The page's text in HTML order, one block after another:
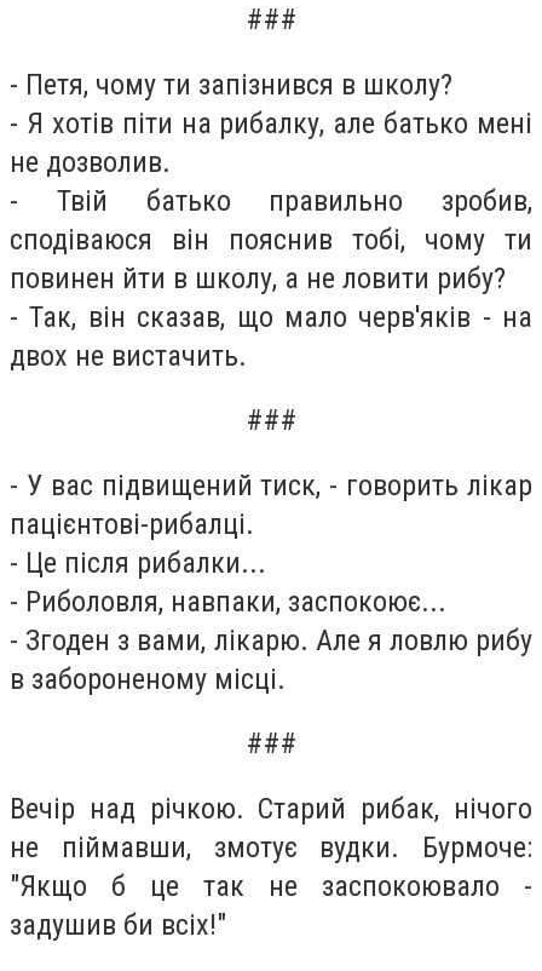
###
- Петя, чому ти запізнився в школу?
- Я хотів піти на рибалку, але батько мені
не дозволив.
- Твій батько правильно зробив,
сподіваюся він пояснив тобі, чому ти
повинен йти в школу, а не ловити рибу?
- Так, він сказав, що мало черв'яків - на
двох не вистачить.
###
- У вас підвищений тиск, - говорить лікар
пацієнтові-рибалці.
- Це після рибалки...
- Риболовля, навпаки, заспокоює...
- Згоден з вами, лікарю. Але я ловлю рибу
в забороненому місці.
###
Вечір над річкою. Старий рибак, нічого
не піймавши, змотує вудки. Бурмоче:
"Якщо б це так не заспокоювало -
задушив би всіх!"